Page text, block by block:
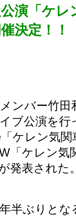
演「ケレ
決定！！
ンバー竹田
ブ公演を行
ケレン気
「ケレン気
発表された
半ぶりとな